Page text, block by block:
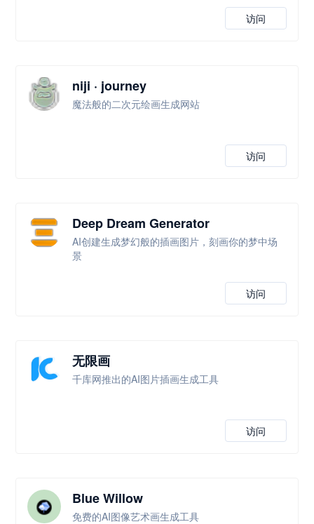
访问
niji · journey
魔法般的二次元绘画生成网站
访问
Deep Dream Generator
AI创建生成梦幻般的插画图片，刻画你的梦中场
景
访问
无限画
千库网推出的AI图片插画生成工具
访问
Blue Willow
免费的AI图像艺术画生成工具